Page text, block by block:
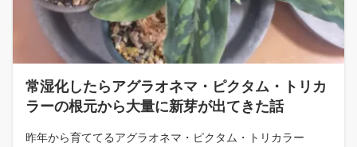
常湿化したらアグラオネマ・ピクタム・トリカ
ラーの根元から大量に新芽が出てきた話
昨年から育ててるアグラオネマ・ピクタム・トリカラー